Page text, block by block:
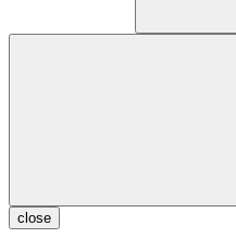
close